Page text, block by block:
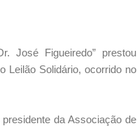
José Figueiredo” prestou
Leilão Solidário, ocorrido no
da Associação de